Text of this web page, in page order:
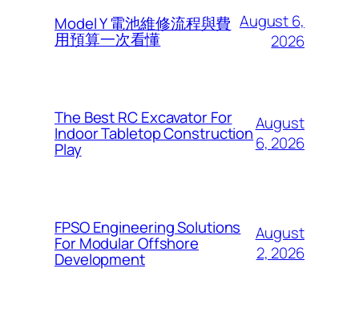
Model Y 電池維修流程與費
用預算一次看懂
August 6,
2026
The Best RC Excavator For
Indoor Tabletop Construction
Play
August
6, 2026
FPSO Engineering Solutions
For Modular Offshore
Development
August
2, 2026